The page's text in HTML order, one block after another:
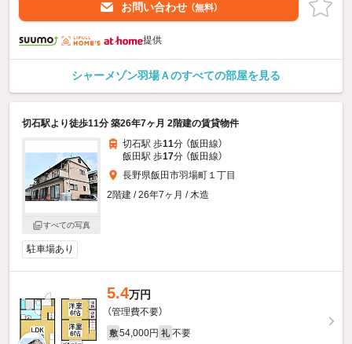
お問い合わせ （無料）
提供
シャーメゾン羽場Ａのすべての部屋を見る
切石駅より徒歩11分 築26年7ヶ月 2階建の賃貸物件
すべての写真
切石駅 歩11分 （飯田線）
飯田駅 歩17分 （飯田線）
長野県飯田市羽場町１丁目
2階建 / 26年7ヶ月 / 木造
駐車場あり
5.4万円
（管理費不要）
敷 54,000円 礼 不要